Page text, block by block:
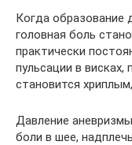
Когда образование
головная боль
практически
пульсации в висках,
становится
Давление
боли в шее,